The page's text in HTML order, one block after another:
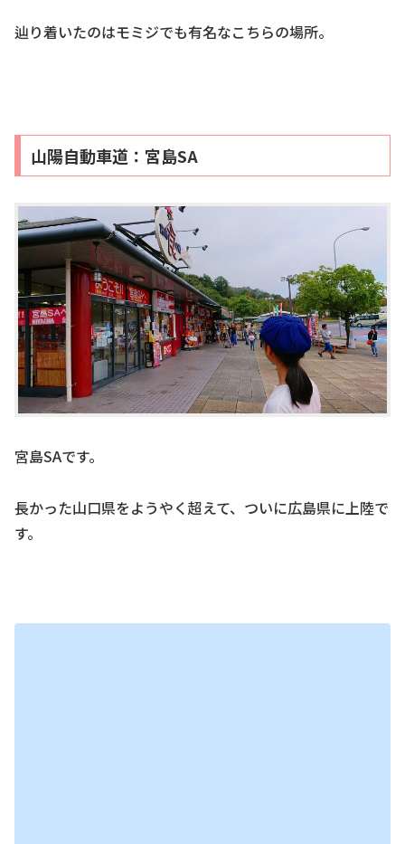
辿り着いたのはモミジでも有名なこちらの場所。
山陽自動車道：宮島SA
宮島SAです。
長かった山口県をようやく超えて、ついに広島県に上陸で
す。